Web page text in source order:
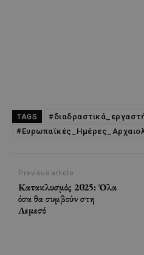
TAGS
Previous article
Κατακλυσμός 2025: Όλα
όσα θα συμβούν στη
Λεμεσό